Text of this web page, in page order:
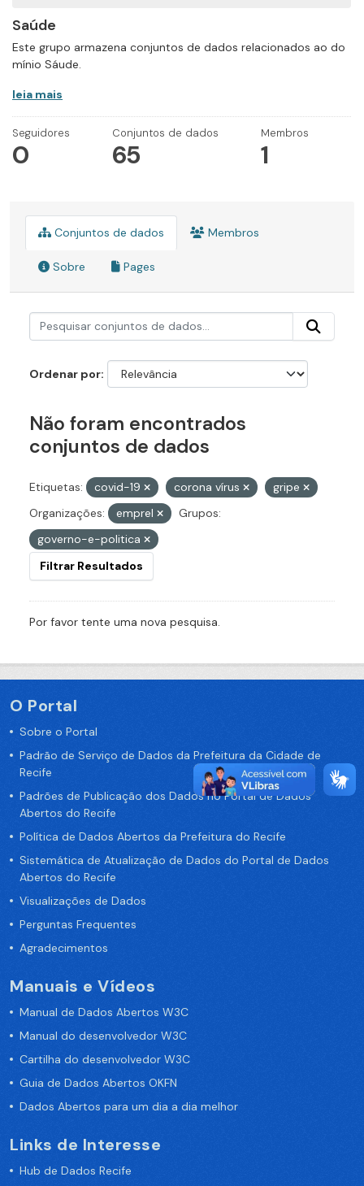
Saúde
Este grupo armazena conjuntos de dados relacionados ao do
mínio Sáude.
leia mais
Seguidores
0
Conjuntos de dados
65
Membros
1
Conjuntos de dados Membros
Sobre Pages
Ordenar por
Não foram encontrados
conjuntos de dados
Etiquetas: covid-19 corona vírus
gripe
Organizações:
emprel
Grupos:
governo-e-politica
Filtrar Resultados
Por favor tente uma nova pesquisa.
O Portal
Sobre o Portal
Padrão de Serviço de Dados da Prefeitura da Cidade de
Recife
Padrões de Publicação dos Dados no Portal de Dados
Abertos do Recife
Política de Dados Abertos da Prefeitura do Recife
Sistemática de Atualização de Dados do Portal de Dados
Abertos do Recife
Visualizações de Dados
Perguntas Frequentes
Agradecimentos
Manuais e Vídeos
Manual de Dados Abertos W3C
Manual do desenvolvedor W3C
Cartilha do desenvolvedor W3C
Guia de Dados Abertos OKFN
Dados Abertos para um dia a dia melhor
Links de Interesse
Hub de Dados Recife